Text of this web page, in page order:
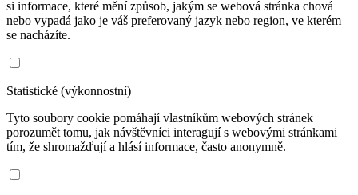
si informace, které mění způsob, jakým se webová stránka chová
nebo vypadá jako je váš preferovaný jazyk nebo region, ve kterém
se nacházíte.
Statistické (výkonnostní)
Tyto soubory cookie pomáhají vlastníkům webových stránek
porozumět tomu, jak návštěvníci interagují s webovými stránkami
tím, že shromažďují a hlásí informace, často anonymně.